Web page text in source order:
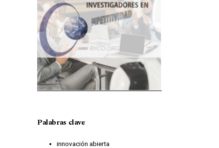
Palabras clave
innovación abierta